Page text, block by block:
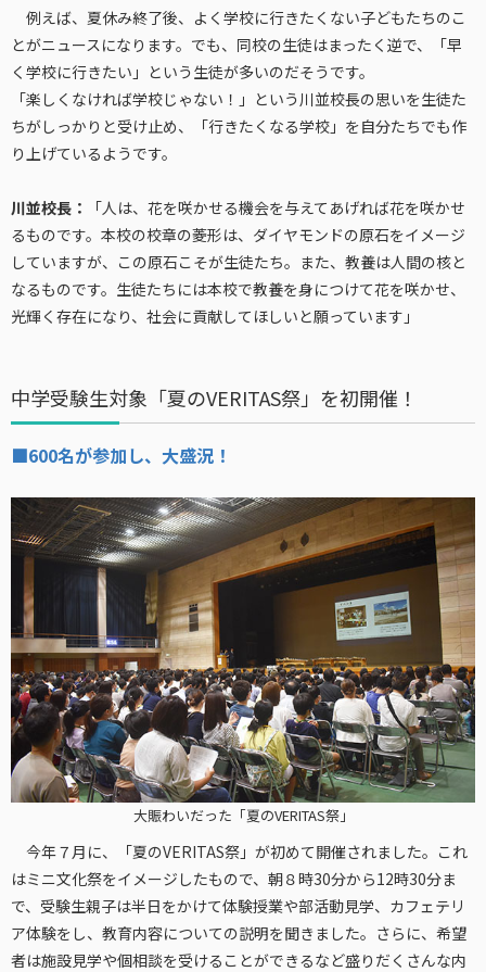
例えば、夏休み終了後、よく学校に行きたくない子どもたちのこ
とがニュースになります。でも、同校の生徒はまったく逆で、「早
く学校に行きたい」という生徒が多いのだそうです。
「楽しくなければ学校じゃない！」という川並校長の思いを生徒た
ちがしっかりと受け止め、「行きたくなる学校」を自分たちでも作
り上げているようです。
川並校長：
「人は、花を咲かせる機会を与えてあげれば花を咲かせ
るものです。本校の校章の菱形は、ダイヤモンドの原石をイメージ
していますが、この原石こそが生徒たち。また、教養は人間の核と
なるものです。生徒たちには本校で教養を身につけて花を咲かせ、
光輝く存在になり、社会に貢献してほしいと願っています」
中学受験生対象「夏のVERITAS祭」を初開催！
■600名が参加し、大盛況！
大賑わいだった「夏のVERITAS祭」
今年７月に、「夏のVERITAS祭」が初めて開催されました。これ
はミニ文化祭をイメージしたもので、朝８時30分から12時30分ま
で、受験生親子は半日をかけて体験授業や部活動見学、カフェテリ
ア体験をし、教育内容についての説明を聞きました。さらに、希望
者は施設見学や個相談を受けることができるなど盛りだくさんな内